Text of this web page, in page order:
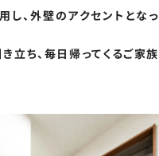
、外壁のアクセントとなっ
立ち、毎日帰ってくるご家族